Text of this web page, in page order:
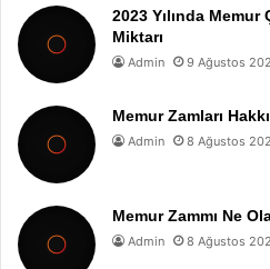
2023 Yılında Memur
Miktarı
Admin 9 Ağustos
Memur Zamları
Admin 8 Ağustos
Memur Zammı Ne
Admin 8 Ağustos